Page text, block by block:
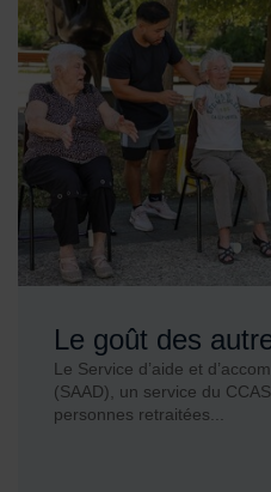
Le goût des
Le Service d’aide et
(SAAD), un service du
personnes retraitées...